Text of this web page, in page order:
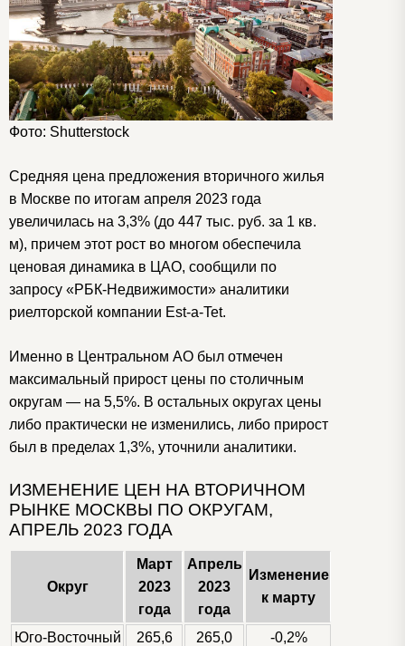
Фото: Shutterstock
Средняя цена предложения вторичного жилья
в Москве по итогам апреля 2023 года
увеличилась на 3,3% (до 447 тыс. руб. за 1 кв.
м), причем этот рост во многом обеспечила
ценовая динамика в ЦАО, сообщили по
запросу «РБК-Недвижимости» аналитики
риелторской компании Est-a-Tet.
Именно в Центральном АО был отмечен
максимальный прирост цены по столичным
округам — на 5,5%. В остальных округах цены
либо практически не изменились, либо прирост
был в пределах 1,3%, уточнили аналитики.
ИЗМЕНЕНИЕ ЦЕН НА ВТОРИЧНОМ
РЫНКЕ МОСКВЫ ПО ОКРУГАМ,
АПРЕЛЬ 2023 ГОДА
Округ
Март
2023
года
Апрель
2023
года
Изменение
к марту
Юго-Восточный 265,6 265,0
-0,2%